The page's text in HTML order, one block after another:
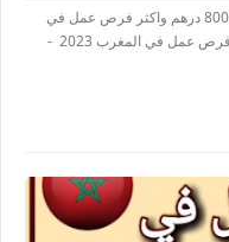
فرص عمل في المغرب 2024 براتب يصل إلى 8000 درهم واكثر فرص عمل في
المغرب 2024 لجميع المستويات للذكور والاناث فرص عمل في المغرب 2023 -